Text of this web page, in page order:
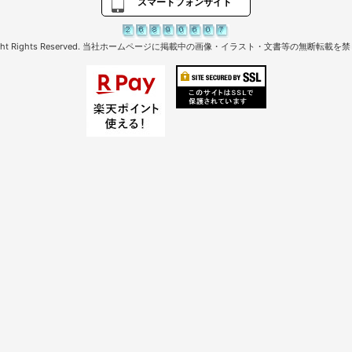
Rights Reserved. 当社ホームページに掲載中の画像・イラスト・文書等の無断転載を禁